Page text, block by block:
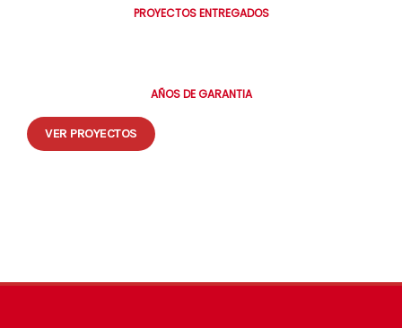
PROYECTOS ENTREGADOS
AÑOS DE GARANTIA
VER PROYECTOS